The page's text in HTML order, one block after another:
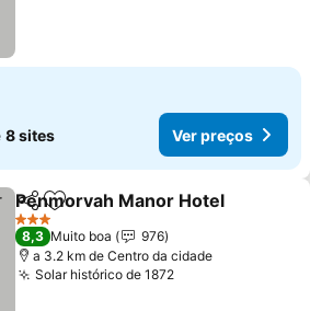
8 sites Ver preços
PartilharAdicionar aos favoritos
Penmorvah Manor Hotel
3 Estrelas
8,3 Muito boa
976
a 3.2 km de Centro da cidade
Solar histórico de 1872Ver preços